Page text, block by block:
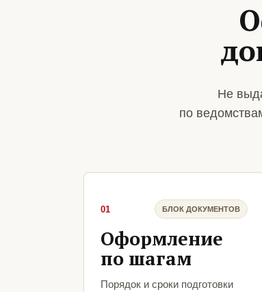
Не
по
01 БЛОК ДОКУМЕНТОВ
Оформление
по шагам
Порядок и сроки подготовки